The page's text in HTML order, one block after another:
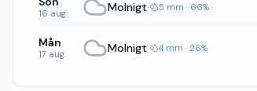
16 aug. Molnigt· 5 mm · 66%
Mån
17 aug. Molnigt· 4 mm · 26%